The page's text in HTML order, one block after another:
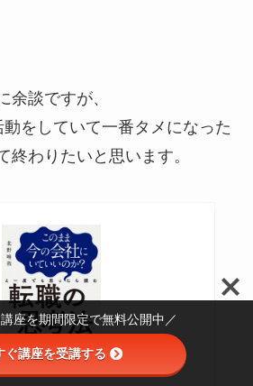
余談ですが、
をしていて一番タメになった
終わりたいと思います。
座を期間限定で無料公開中／
ぐ講座を受講する